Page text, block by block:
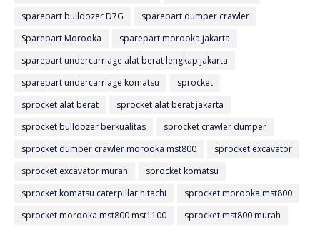
sparepart bulldozer D7G
sparepart dumper crawler
Sparepart Morooka
sparepart morooka jakarta
sparepart undercarriage alat berat lengkap jakarta
sparepart undercarriage komatsu
sprocket
sprocket alat berat
sprocket alat berat jakarta
sprocket bulldozer berkualitas
sprocket crawler dumper
sprocket dumper crawler morooka mst800
sprocket excavator
sprocket excavator murah
sprocket komatsu
sprocket komatsu caterpillar hitachi
sprocket morooka mst800
sprocket morooka mst800 mst1100
sprocket mst800 murah